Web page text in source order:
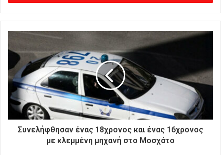
γ
ε
τ
η
ε
τ
Συνελήφθησαν ένας 18χρονος και ένας 16χρονος
με κλεμμένη μηχανή στο Μοσχάτο